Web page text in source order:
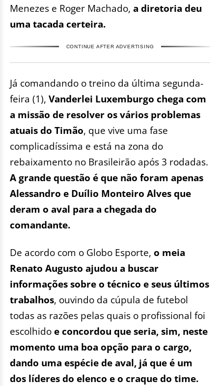
Menezes e Roger Machado, a diretoria deu
uma tacada certeira.
CONTINUE AFTER ADVERTISING
Já comandando o treino da última segunda-
feira (1), Vanderlei Luxemburgo chega com
a missão de resolver os vários problemas
atuais do Timão, que vive uma fase
complicadíssima e está na zona do
rebaixamento no Brasileirão após 3 rodadas.
A grande questão é que não foram apenas
Alessandro e Duílio Monteiro Alves que
deram o aval para a chegada do
comandante.
De acordo com o Globo Esporte, o meia
Renato Augusto ajudou a buscar
informações sobre o técnico e seus últimos
trabalhos, ouvindo da cúpula de futebol
todas as razões pelas quais o profissional foi
escolhido e concordou que seria, sim, neste
momento uma boa opção para o cargo,
dando uma espécie de aval, já que é um
dos líderes do elenco e o craque do time.